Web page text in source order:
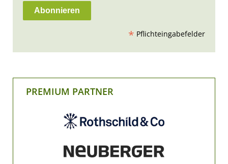
* Pflichteingabefelder
PREMIUM PARTNER